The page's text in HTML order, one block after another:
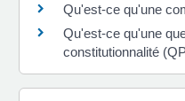
Qu'est-ce qu'une
Qu'est-ce qu'une
constitutionnalité